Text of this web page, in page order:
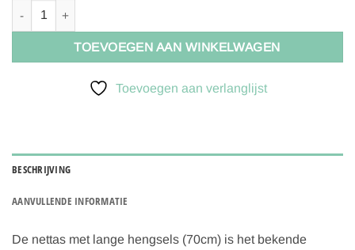
Nettas met lange hengsels - Paars - 901360 aantal
TOEVOEGEN AAN WINKELWAGEN
Toevoegen aan verlanglijst
BESCHRIJVING
AANVULLENDE INFORMATIE
De nettas met lange hengsels (70cm) is het bekende